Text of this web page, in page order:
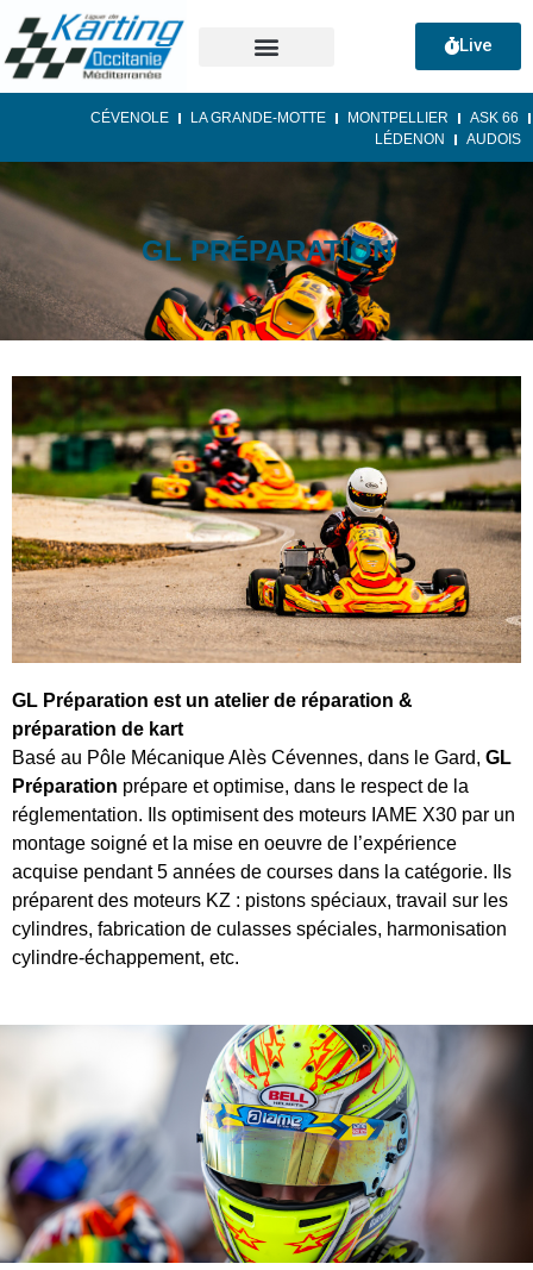
Live
CÉVENOLE LA GRANDE-MOTTE MONTPELLIER
ASK 66
LÉDENON
AUDOIS
GL PRÉPARATION
GL Préparation est un atelier de réparation &
préparation de kart
Basé au Pôle Mécanique Alès Cévennes, dans le Gard, GL
Préparation prépare et optimise, dans le respect de la
réglementation. Ils optimisent des moteurs IAME X30 par un
montage soigné et la mise en oeuvre de l’expérience
acquise pendant 5 années de courses dans la catégorie. Ils
préparent des moteurs KZ : pistons spéciaux, travail sur les
cylindres, fabrication de culasses spéciales, harmonisation
cylindre-échappement, etc.